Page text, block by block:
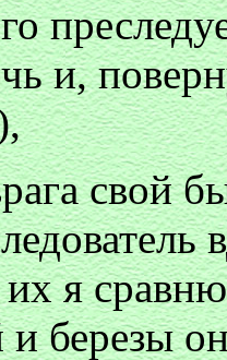
и,
свой
я
березы